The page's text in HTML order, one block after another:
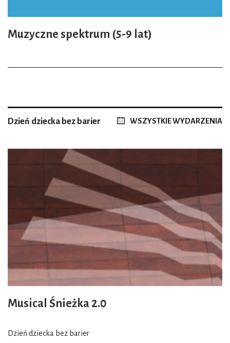
Muzyczne spektrum (5-9 lat)
Dzień dziecka bez barier WSZYSTKIE WYDARZENIA
Musical Śnieżka 2.0
Dzień dziecka bez barier